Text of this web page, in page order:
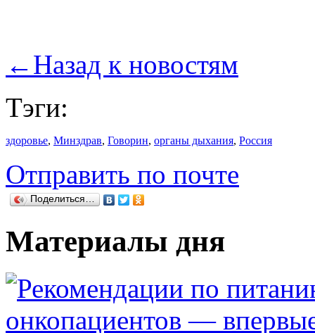
← Назад к новостям
Тэги:
здоровье, Минздрав, Говорин, органы дыхания, Россия
Отправить по почте
Поделиться…
Материалы дня